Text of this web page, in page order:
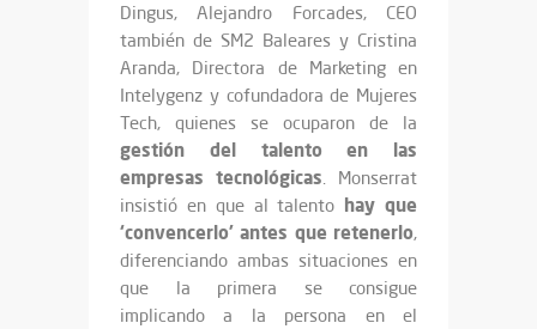
Dingus, Alejandro Forcades, CEO
también de SM2 Baleares y Cristina
Aranda, Directora de Marketing en
Intelygenz y cofundadora de Mujeres
Tech, quienes se ocuparon de la
gestión del talento en las
empresas tecnológicas. Monserrat
insistió en que al talento hay que
‘convencerlo’ antes que retenerlo,
diferenciando ambas situaciones en
que la primera se consigue
implicando a la persona en el